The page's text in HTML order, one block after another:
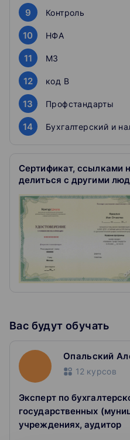
9 Контроль
10 НФА
11 МЗ
12 код В
13 Профстандарты
14 Бухгалтерский и
Сертификат, ссылками
делиться с другими
Вас будут обучать
Опальский
12 курсов
Эксперт по
государственных
учреждениях, аудитор